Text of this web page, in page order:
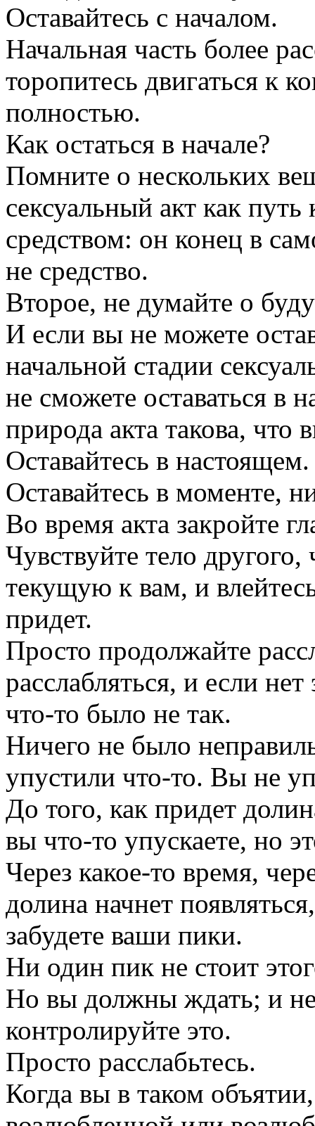
Оставайтесь с началом.
Начальная часть более
торопитесь двигаться к
полностью.
Как остаться в начале?
Помните о нескольких
сексуальный акт как
средством: он конец в
не средство.
Второе, не думайте о
И если вы не можете
начальной стадии
не сможете оставаться в
природа акта такова,
Оставайтесь в настоящем.
Оставайтесь в моменте,
Во время акта закройте
Чувствуйте тело
текущую к вам, и
придет.
Просто продолжайте
расслабляться, и если
что-то было не так.
Ничего не было
упустили что-то. Вы не
До того, как придет
вы что-то упускаете, но
Через какое-то время,
долина начнет
забудете ваши пики.
Ни один пик не стоит
Но вы должны ждать; и
контролируйте это.
Просто расслабьтесь.
Когда вы в таком